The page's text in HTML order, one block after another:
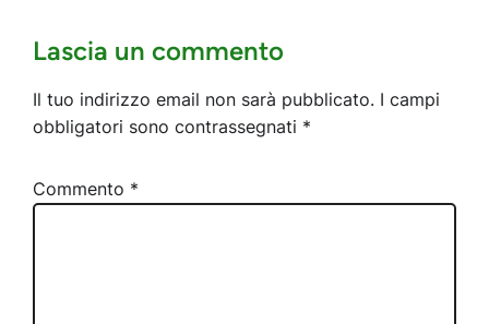
Lascia un commento
Il tuo indirizzo email non sarà pubblicato. I campi
obbligatori sono contrassegnati *
Commento *